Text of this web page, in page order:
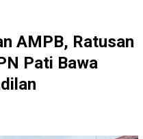
AMPB, Ratusan
Pati Bawa